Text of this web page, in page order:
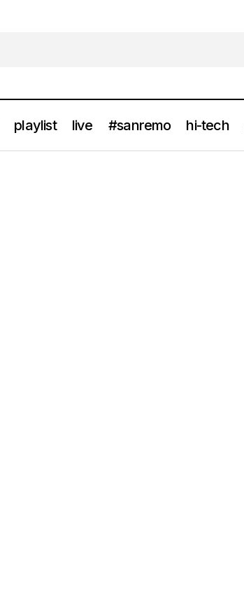
playlist live #sanremo hi-tech